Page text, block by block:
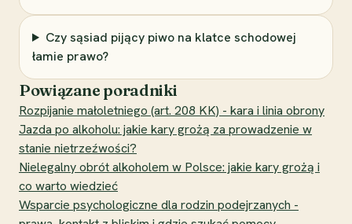
Czy sąsiad pijący piwo na klatce schodowej
łamie prawo?
Powiązane poradniki
Rozpijanie małoletniego (art. 208 KK) - kara i linia obrony
Jazda po alkoholu: jakie kary grożą za prowadzenie w
stanie nietrzeźwości?
Nielegalny obrót alkoholem w Polsce: jakie kary grożą i
co warto wiedzieć
Wsparcie psychologiczne dla rodzin podejrzanych -